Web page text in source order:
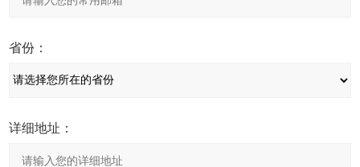
省份：
详细地址：